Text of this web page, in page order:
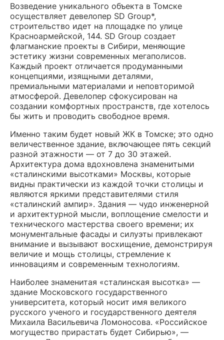
Возведение уникального объекта в Томске
осуществляет девелопер SD Group*,
строительство идет на площадке по улице
Красноармейской, 144. SD Group создает
флагманские проекты в Сибири, меняющие
эстетику жизни современных мегаполисов.
Каждый проект отличается продуманными
концепциями, изящными деталями,
премиальными материалами и неповторимой
атмосферой. Девелопер сфокусирован на
создании комфортных пространств, где хотелось
бы жить и проводить свободное время.
Именно таким будет новый ЖК в Томске; это одно
величественное здание, включающее пять секций
разной этажности — от 7 до 30 этажей.
Архитектура дома вдохновлена знаменитыми
«сталинскими высотками» Москвы, которые
видны практически из каждой точки столицы и
являются яркими представителями стиля
«сталинский ампир». Здания — чудо инженерной
и архитектурной мысли, воплощение смелости и
технического мастерства своего времени; их
монументальные фасады и силуэты привлекают
внимание и вызывают восхищение, демонстрируя
величие и мощь столицы, стремление к
инновациям и современным технологиям.
Наиболее знаменитая «сталинская высотка» —
здание Московского государственного
университета, который носит имя великого
русского ученого и государственного деятеля
Михаила Васильевича Ломоносова. «Российское
могущество прирастать будет Сибирью», —